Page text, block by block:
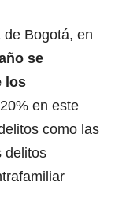
Bogotá, en
se
los
en este
como las
delitos